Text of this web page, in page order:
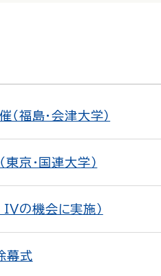
福島・会津大学）
京・国連大学）
の機会に実施）
幕式